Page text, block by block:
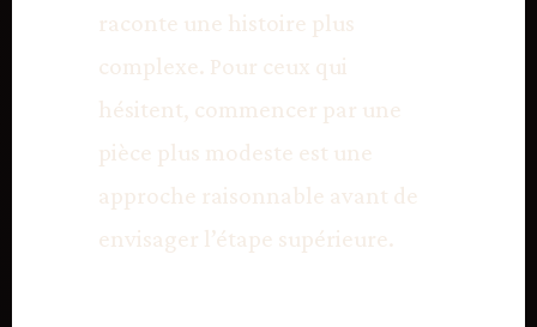
raconte une histoire plus
complexe. Pour ceux qui
hésitent, commencer par une
pièce plus modeste est une
approche raisonnable avant de
envisager l’étape supérieure.